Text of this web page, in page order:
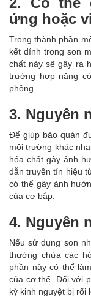
ứng hoặc
Trong thành phần
kết dính trong son
chất này sẽ gây ra
trường hợp nặng
phồng.
3. Nguyên
Để giúp bảo quản
môi trường khác
hóa chất gây ảnh
dẫn truyền tín hiệu
có thể gây ảnh
của cơ bắp.
4. Nguyên
Nếu sử dụng son
thường chứa các
phần này có thể
của cơ thể. Đối với
kỳ kinh nguyệt bị rối